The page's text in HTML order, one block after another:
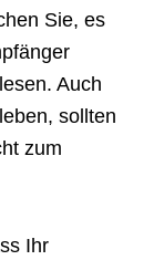
Sie, es
Auch
sollten
zum
Ihr